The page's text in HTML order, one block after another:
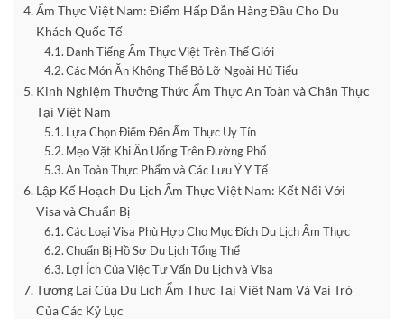
Ẩm Thực Việt Nam: Điểm Hấp Dẫn Hàng Đầu Cho Du
Khách Quốc Tế
Danh Tiếng Ẩm Thực Việt Trên Thế Giới
Các Món Ăn Không Thể Bỏ Lỡ Ngoài Hủ Tiếu
Kinh Nghiệm Thưởng Thức Ẩm Thực An Toàn và Chân Thực
Tại Việt Nam
Lựa Chọn Điểm Đến Ẩm Thực Uy Tín
Mẹo Vặt Khi Ăn Uống Trên Đường Phố
An Toàn Thực Phẩm và Các Lưu Ý Y Tế
Lập Kế Hoạch Du Lịch Ẩm Thực Việt Nam: Kết Nối Với
Visa và Chuẩn Bị
Các Loại Visa Phù Hợp Cho Mục Đích Du Lịch Ẩm Thực
Chuẩn Bị Hồ Sơ Du Lịch Tổng Thể
Lợi Ích Của Việc Tư Vấn Du Lịch và Visa
Tương Lai Của Du Lịch Ẩm Thực Tại Việt Nam Và Vai Trò
Của Các Kỷ Lục